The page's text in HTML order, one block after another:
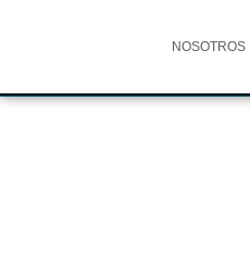
NOSOTROS